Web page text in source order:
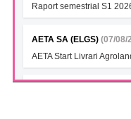
Raport semestrial S1
AETA SA (ELGS) (07/08/
AETA Start Livrari